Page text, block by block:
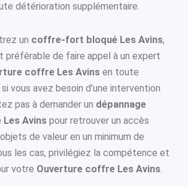
détérioration supplémentaire.
un coffre-fort bloqué Les Avins,
préférable de faire appel à un expert
coffre Les Avins en toute
vous avez besoin d’une intervention
pas à demander un dépannage
Avins pour retrouver un accès
de valeur en un minimum de
les cas, privilégiez la compétence et
votre Ouverture coffre Les Avins.